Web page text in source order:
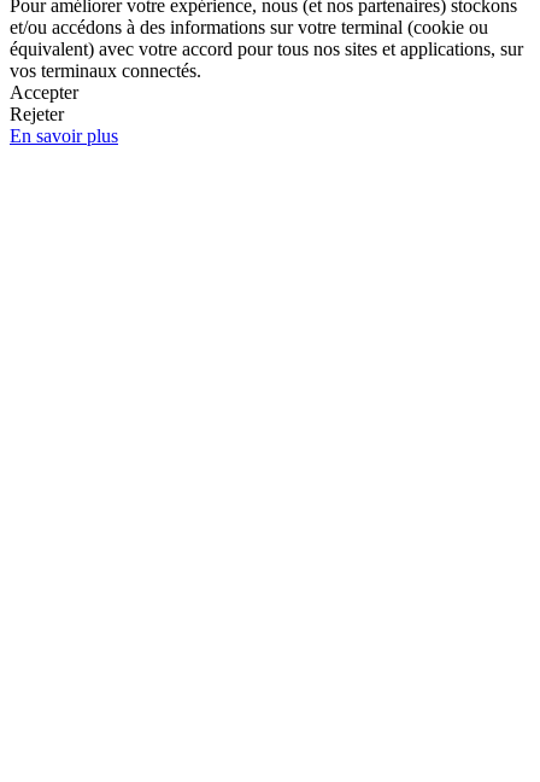
Pour améliorer votre expérience, nous (et nos partenaires) stockons
et/ou accédons à des informations sur votre terminal (cookie ou
équivalent) avec votre accord pour tous nos sites et applications, sur
vos terminaux connectés.
Accepter
Rejeter
En savoir plus